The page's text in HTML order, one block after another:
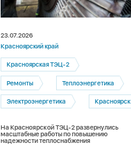
23.07.2026
Красноярский край
Красноярская ТЭЦ-2
Ремонты Теплоэнергетика
Электроэнергетика Красноярск
На Красноярской ТЭЦ-2 развернулись
масштабные работы по повышению
надежности теплоснабжения